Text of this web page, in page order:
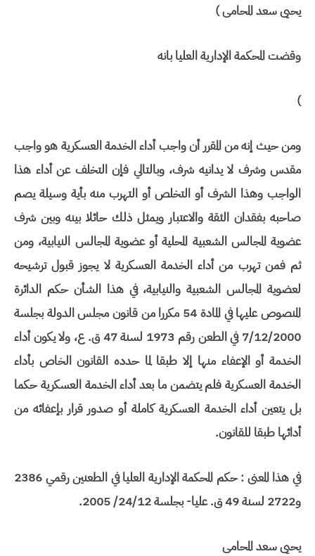
يحيى سعد المحامى )
وقضت المحكمة الإدارية العليا بانه
)
ومن حيث إنه من المقرر أن واجب أداء الخدمة العسكرية هو واجب
مقدس وشرف لا يدانيه شرف، وبالتالي فإن التخلف عن أداء هذا
الواجب وهذا الشرف أو التخلص أو التهرب منه بأية وسيلة يصم
صاحبه بفقدان الثقة والاعتبار ويمثل ذلك حائلا بينه وبين شرف
عضوية المجالس الشعبية المحلية أو عضوية المجالس النيابية، ومن
ثم فمن تهرب من أداء الخدمة العسكرية لا يجوز قبول ترشيحه
لعضوية المجالس الشعبية والنيابية، في هذا الشأن حكم الدائرة
المنصوص عليها في المادة 54 مكررا من قانون مجلس الدولة بجلسة
7/12/2000 في الطعن رقم 1973 لسنة 47 ق. ع، ولا يكون أداء
الخدمة أو الإعفاء منها إلا طبقا لما حدده القانون الخاص بأداء
الخدمة العسكرية فلم يتضمن ما بعد أداء الخدمة العسكرية حكما
بل يتعين أداء الخدمة العسكرية كاملة أو صدور قرار بإعفائه من
أدائها طبقا للقانون.
في هذا المعنى : حكم المحكمة الإدارية العليا في الطعنين رقمي 2386
و2722 لسنة 49 ق. عليا- بجلسة 24/12/ 2005.
يحيى سعد المحامى